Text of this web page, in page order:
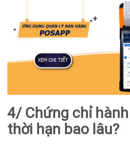
4/ Chứng chỉ
thời hạn bao lâu?